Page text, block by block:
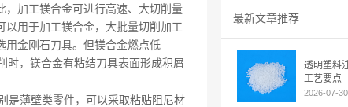
，加工镁合金可进行高速、大切削量
用于加工镁合金，大批量切削加工
用金刚石刀具。但镁合金燃点低
时，镁合金有粘结刀具表面形成积屑
是薄壁类零件，可以采取粘贴阻尼材
最新文章推荐
透明塑料
工艺要点
2026-07-30